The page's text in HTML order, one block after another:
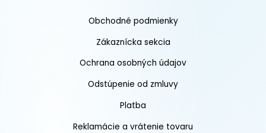
Obchodné podmienky
Zákaznícka sekcia
Ochrana osobných údajov
Odstúpenie od zmluvy
Platba
Reklamácie a vrátenie tovaru